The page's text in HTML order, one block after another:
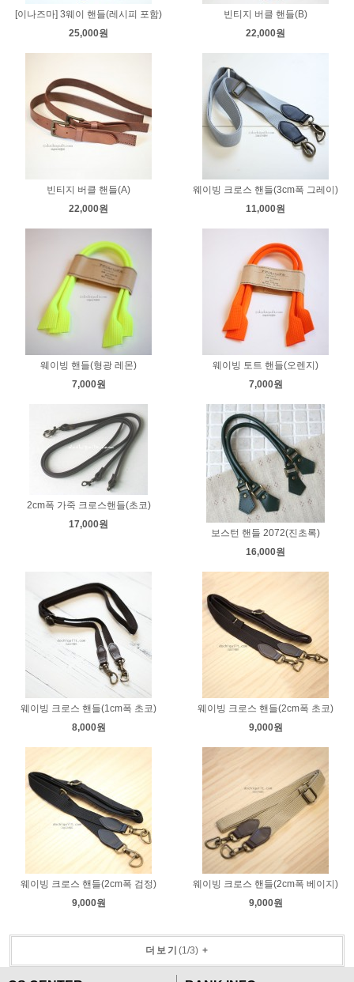
[이나즈마] 3웨이 핸들(레시피 포함)
25,000원
빈티지 버클 핸들(B)
22,000원
빈티지 버클 핸들(A)
22,000원
웨이빙 크로스 핸들(3cm폭 그레이)
11,000원
웨이빙 핸들(형광 레몬)
7,000원
웨이빙 토트 핸들(오렌지)
7,000원
2cm폭 가죽 크로스핸들(초코)
17,000원
보스턴 핸들 2072(진초록)
16,000원
웨이빙 크로스 핸들(1cm폭 초코)
8,000원
웨이빙 크로스 핸들(2cm폭 초코)
9,000원
웨이빙 크로스 핸들(2cm폭 검정)
9,000원
웨이빙 크로스 핸들(2cm폭 베이지)
9,000원
더보기 (1/3)+